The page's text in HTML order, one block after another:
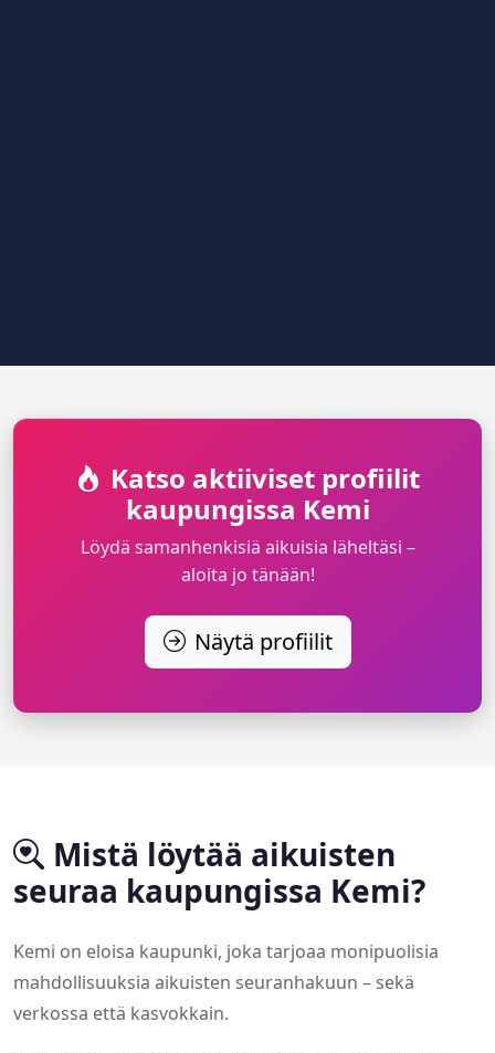
Katso aktiiviset profiilit
kaupungissa Kemi
Löydä samanhenkisiä aikuisia läheltäsi –
aloita jo tänään!
Näytä profiilit
Mistä löytää aikuisten
seuraa kaupungissa Kemi?
Kemi on eloisa kaupunki, joka tarjoaa monipuolisia
mahdollisuuksia aikuisten seuranhakuun – sekä
verkossa että kasvokkain.